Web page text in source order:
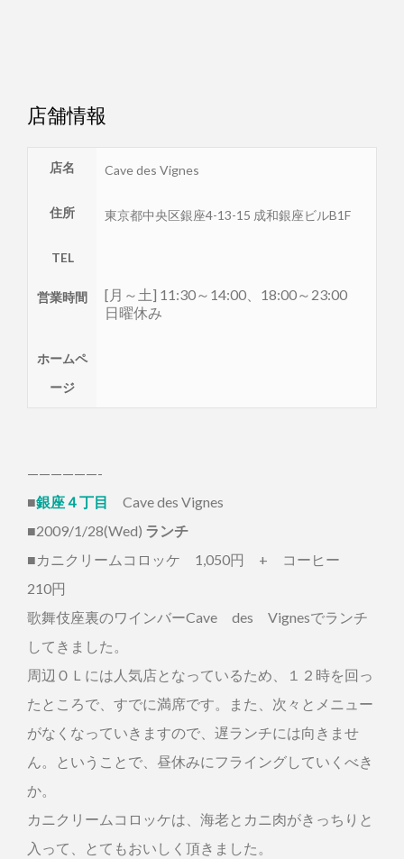
店舗情報
店名 Cave des Vignes
住所 東京都中央区銀座4-13-15 成和銀座ビルB1F
TEL
営業時間
[月～土] 11:30～14:00、18:00～23:00
日曜休み
ホームペ
ージ
——————-
■銀座４丁目
Cave des Vignes
■2009/1/28(Wed) ランチ
■カニクリームコロッケ 1,050円 + コーヒー
210円
歌舞伎座裏のワインバーCave des Vignesでランチ
してきました。
周辺ＯＬには人気店となっているため、１２時を回っ
たところで、すでに満席です。また、次々とメニュー
がなくなっていきますので、遅ランチには向きませ
ん。ということで、昼休みにフライングしていくべき
か。
カニクリームコロッケは、海老とカニ肉がきっちりと
入って、とてもおいしく頂きました。